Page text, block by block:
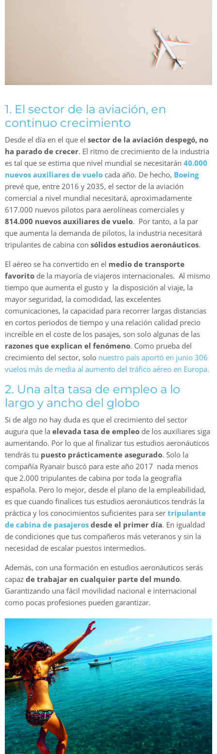
1. El sector de la aviación, en
continuo crecimiento
Desde el día en el que el sector de la aviación despegó, no
ha parado de crecer. El ritmo de crecimiento de la industria
es tal que se estima que nivel mundial se necesitarán 40.000
nuevos auxiliares de vuelo cada año. De hecho, Boeing
prevé que, entre 2016 y 2035, el sector de la aviación
comercial a nivel mundial necesitará, aproximadamente
617.000 nuevos pilotos para aerolíneas comerciales y
814.000 nuevos auxiliares de vuelo. Por tanto, a la par
que aumenta la demanda de pilotos, la industria necesitará
tripulantes de cabina con sólidos estudios aeronáuticos.
El aéreo se ha convertido en el medio de transporte
favorito de la mayoría de viajeros internacionales. Al mismo
tiempo que aumenta el gusto y la disposición al viaje, la
mayor seguridad, la comodidad, las excelentes
comunicaciones, la capacidad para recorrer largas distancias
en cortos periodos de tiempo y una relación calidad precio
increíble en el coste de los pasajes, son solo algunas de las
razones que explican el fenómeno. Como prueba del
crecimiento del sector, solo nuestro país aportó en junio 306
vuelos más de media al aumento del tráfico aéreo en Europa.
2. Una alta tasa de empleo a lo
largo y ancho del globo
Si de algo no hay duda es que el crecimiento del sector
augura que la elevada tasa de empleo de los auxiliares siga
aumentando. Por lo que al finalizar tus estudios aeronáuticos
tendrás tu puesto prácticamente asegurado. Solo la
compañía Ryanair buscó para este año 2017 nada menos
que 2.000 tripulantes de cabina por toda la geografía
española. Pero lo mejor, desde el plano de la empleabilidad,
es que cuando finalices tus estudios aeronáuticos tendrás la
práctica y los conocimientos suficientes para ser tripulante
de cabina de pasajeros desde el primer día. En igualdad
de condiciones que tus compañeros más veteranos y sin la
necesidad de escalar puestos intermedios.
Además, con una formación en estudios aeronáuticos serás
capaz de trabajar en cualquier parte del mundo.
Garantizando una fácil movilidad nacional e internacional
como pocas profesiones pueden garantizar.